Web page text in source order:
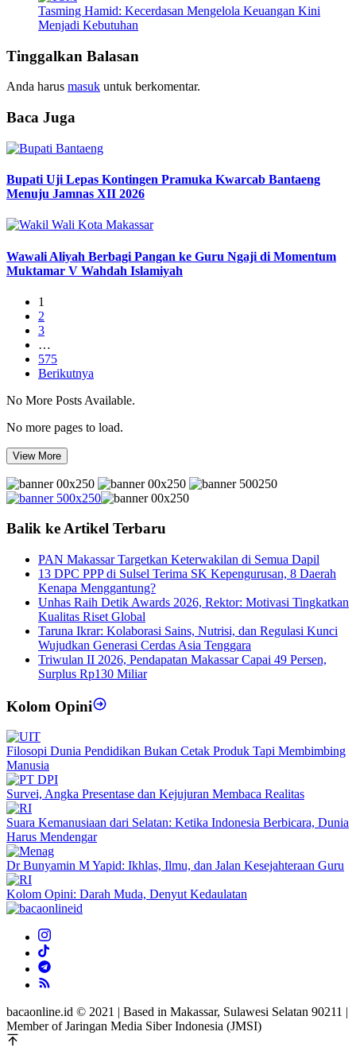
Tasming Hamid: Kecerdasan Mengelola Keuangan Kini
Menjadi Kebutuhan
Tinggalkan Balasan
Anda harus masuk untuk berkomentar.
Baca Juga
Bupati Uji Lepas Kontingen Pramuka Kwarcab Bantaeng
Menuju Jamnas XII 2026
Wawali Aliyah Berbagi Pangan ke Guru Ngaji di Momentum
Muktamar V Wahdah Islamiyah
1
2
3
…
575
Berikutnya
No More Posts Available.
No more pages to load.
View More
Balik ke Artikel Terbaru
PAN Makassar Targetkan Keterwakilan di Semua Dapil
13 DPC PPP di Sulsel Terima SK Kepengurusan, 8 Daerah
Kenapa Menggantung?
Unhas Raih Detik Awards 2026, Rektor: Motivasi Tingkatkan
Kualitas Riset Global
Taruna Ikrar: Kolaborasi Sains, Nutrisi, dan Regulasi Kunci
Wujudkan Generasi Cerdas Asia Tenggara
Triwulan II 2026, Pendapatan Makassar Capai 49 Persen,
Surplus Rp130 Miliar
Kolom Opini
Filosopi Dunia Pendidikan Bukan Cetak Produk Tapi Membimbing
Manusia
Survei, Angka Presentase dan Kejujuran Membaca Realitas
Suara Kemanusiaan dari Selatan: Ketika Indonesia Berbicara, Dunia
Harus Mendengar
Dr Bunyamin M Yapid: Ikhlas, Ilmu, dan Jalan Kesejahteraan Guru
Kolom Opini: Darah Muda, Denyut Kedaulatan
bacaonline.id © 2021 | Based in Makassar, Sulawesi Selatan 90211 |
Member of Jaringan Media Siber Indonesia (JMSI)